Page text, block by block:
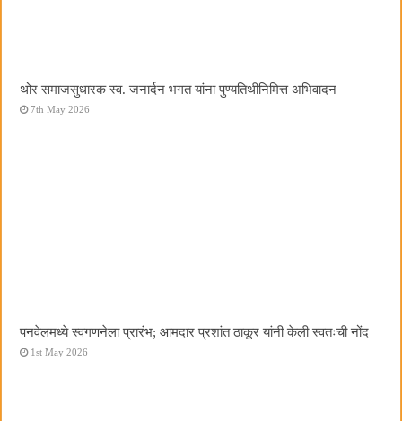
थोर समाजसुधारक स्व. जनार्दन भगत यांना पुण्यतिथीनिमित्त अभिवादन
7th May 2026
पनवेलमध्ये स्वगणनेला प्रारंभ; आमदार प्रशांत ठाकूर यांनी केली स्वतःची नोंद
1st May 2026